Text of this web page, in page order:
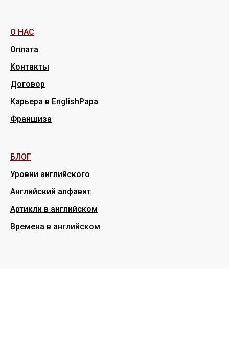
О НАС
Оплата
Контакты
Договор
Карьера в EnglishPapa
Франшиза
БЛОГ
Уровни английского
Английский алфавит
Артикли в английском
Времена в английском